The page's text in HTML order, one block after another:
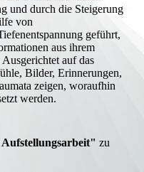
und durch die Steigerung
von
geführt,
aus ihrem
auf das
Bilder, Erinnerungen,
zeigen, woraufhin
werden.
zu